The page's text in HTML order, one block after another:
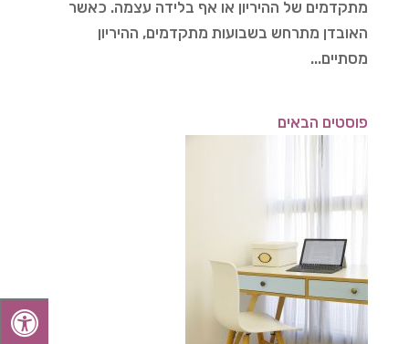
מתקדמים של ההיריון או אף בלידה עצמה. כאשר
האובדן מתרחש בשבועות מתקדמים, ההיריון
מסתיים...
פוסטים הבאים